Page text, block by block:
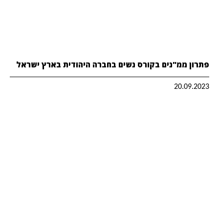
פתרון ממ"נים בקורס נשים בחברה היהודית בארץ ישראל
20.09.2023